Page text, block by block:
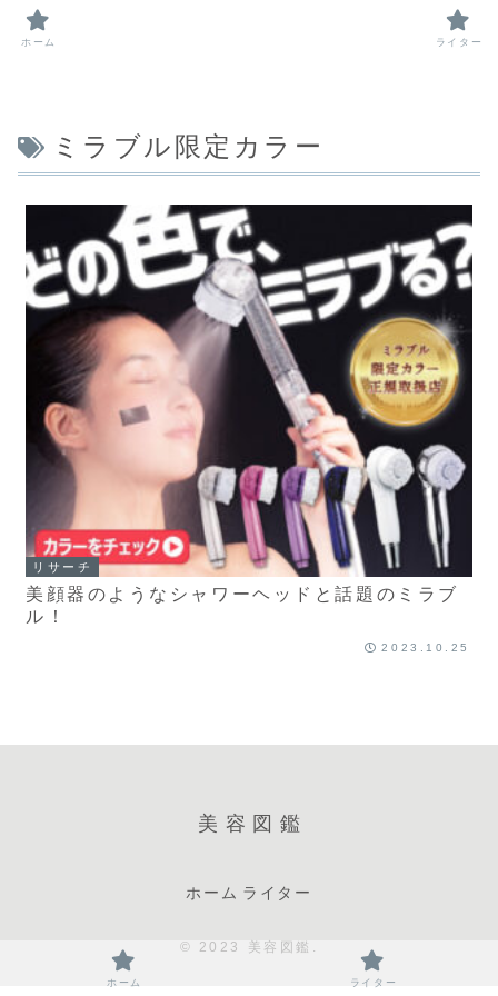
ミラブル限定カラー
リサーチ
美顔器のようなシャワーヘッドと話題のミラブ
ル！
2023.10.25
美容図鑑
ホーム ライター
© 2023 美容図鑑.
ホーム ライター
ホーム ライター